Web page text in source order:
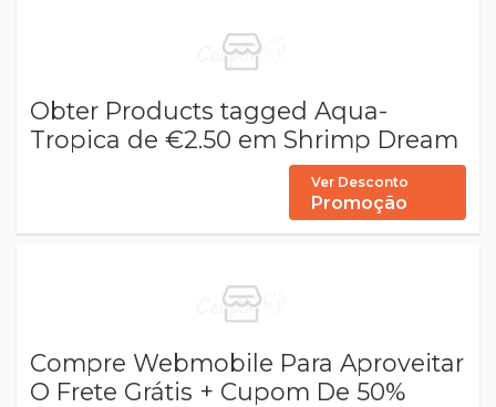
Obter Products tagged Aqua-
Tropica de €2.50 em Shrimp Dream
Ver Desconto
Promoção
Compre Webmobile Para Aproveitar
O Frete Grátis + Cupom De 50%